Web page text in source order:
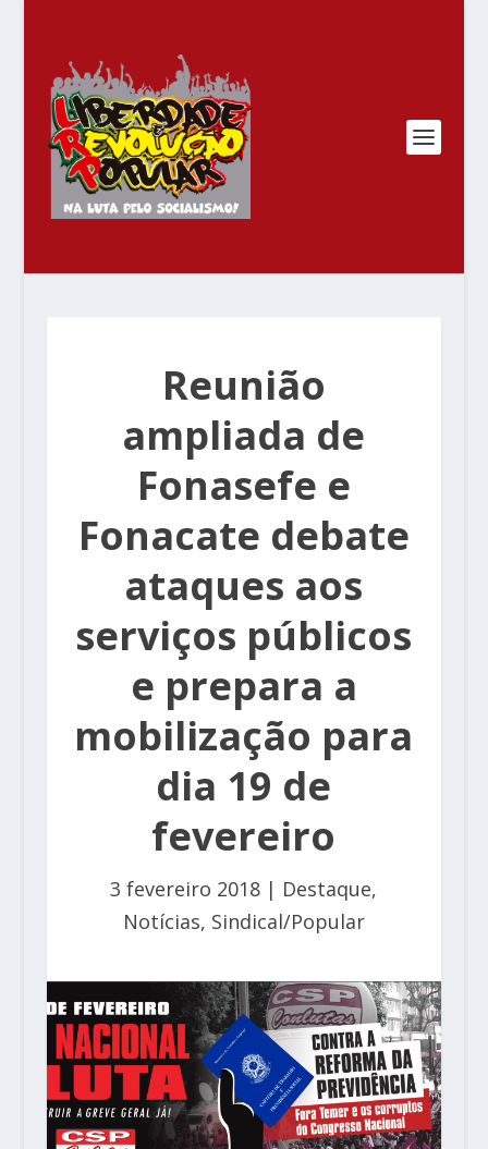
Reunião
ampliada de
Fonasefe e
Fonacate debate
ataques aos
serviços públicos
e prepara a
mobilização para
dia 19 de
fevereiro
3 fevereiro 2018 | Destaque,
Notícias, Sindical/Popular